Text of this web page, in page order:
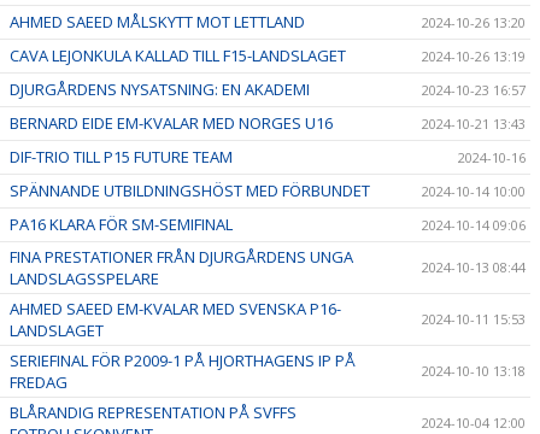
AHMED SAEED MÅLSKYTT MOT LETTLAND 2024-10-26 13:20
CAVA LEJONKULA KALLAD TILL F15-LANDSLAGET 2024-10-26 13:19
DJURGÅRDENS NYSATSNING: EN AKADEMI 2024-10-23 16:57
BERNARD EIDE EM-KVALAR MED NORGES U16 2024-10-21 13:43
DIF-TRIO TILL P15 FUTURE TEAM 2024-10-16
SPÄNNANDE UTBILDNINGSHÖST MED FÖRBUNDET 2024-10-14 10:00
PA16 KLARA FÖR SM-SEMIFINAL 2024-10-14 09:06
FINA PRESTATIONER FRÅN DJURGÅRDENS UNGA
LANDSLAGSSPELARE
2024-10-13 08:44
AHMED SAEED EM-KVALAR MED SVENSKA P16-
LANDSLAGET
2024-10-11 15:53
SERIEFINAL FÖR P2009-1 PÅ HJORTHAGENS IP PÅ
FREDAG
2024-10-10 13:18
BLÅRANDIG REPRESENTATION PÅ SVFFS
2024-10-04 12:00